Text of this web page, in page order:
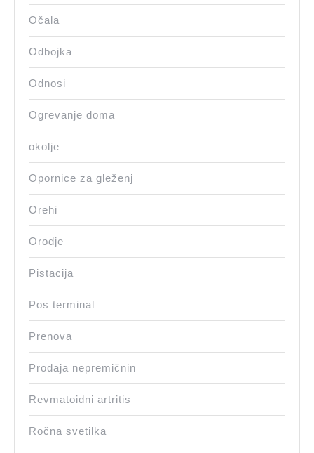
Očala
Odbojka
Odnosi
Ogrevanje doma
okolje
Opornice za gleženj
Orehi
Orodje
Pistacija
Pos terminal
Prenova
Prodaja nepremičnin
Revmatoidni artritis
Ročna svetilka